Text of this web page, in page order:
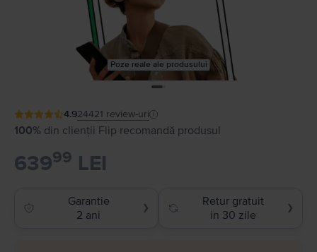
Poze reale ale produsului
4.924421 review-uri
100% din clienții Flip recomandă produsul
63999 LEI
Garantie
2 ani
❯
Retur gratuit
in 30 zile
❯